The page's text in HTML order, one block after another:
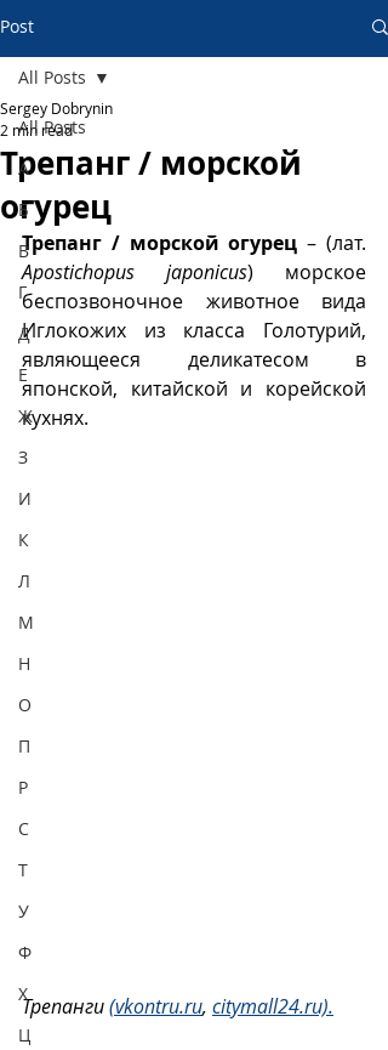
Post
All Posts
А
Б
В
Г
Д
Е
Ж
З
И
К
Л
М
Н
О
П
Р
С
Т
У
Ф
Х
Ц
All Posts
Трепанг / морской
огурец
Sergey Dobrynin
2 min read
Трепанг / морской огурец
Apostichopus japonicus) морское
беспозвоночное животное вида
Иглокожих из класса Голотурий,
являющееся деликатесом в
японской, китайской и корейской
кухнях.
Трепанги (vkontru.ru, citymall24.ru).